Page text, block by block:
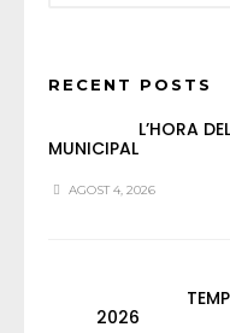
RECENT POSTS
L’HORA
MUNICIPAL
AGOST 4, 2026
2026